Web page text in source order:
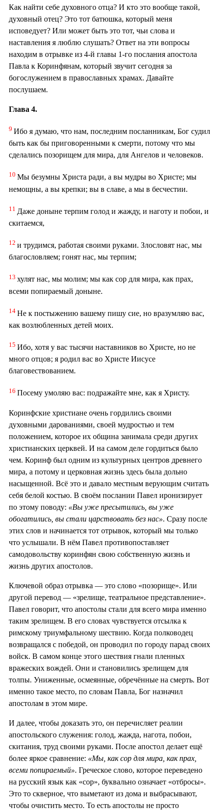
Как найти себе духовного отца? И кто это вообще такой,
духовный отец? Это тот батюшка, который меня
исповедует? Или может быть это тот, чьи слова и
наставления я люблю слушать? Ответ на эти вопросы
находим в отрывке из 4-й главы 1-го послания апостола
Павла к Коринфянам, который звучит сегодня за
богослужением в православных храмах. Давайте
послушаем.
Глава 4.
9 Ибо я думаю, что нам, последним посланникам, Бог судил
быть как бы приговоренными к смерти, потому что мы
сделались позорищем для мира, для Ангелов и человеков.
10 Мы безумны Христа ради, а вы мудры во Христе; мы
немощны, а вы крепки; вы в славе, а мы в бесчестии.
11 Даже доныне терпим голод и жажду, и наготу и побои, и
скитаемся,
12 и трудимся, работая своими руками. Злословят нас, мы
благословляем; гонят нас, мы терпим;
13 хулят нас, мы молим; мы как сор для мира, как прах,
всеми попираемый доныне.
14 Не к постыжению вашему пишу сие, но вразумляю вас,
как возлюбленных детей моих.
15 Ибо, хотя у вас тысячи наставников во Христе, но не
много отцов; я родил вас во Христе Иисусе
благовествованием.
16 Посему умоляю вас: подражайте мне, как я Христу.
Коринфские христиане очень гордились своими
духовными дарованиями, своей мудростью и тем
положением, которое их община занимала среди других
христианских церквей. И на самом деле гордиться было
чем. Коринф был одним из культурных центров древнего
мира, а потому и церковная жизнь здесь была дольно
насыщенной. Всё это и давало местным верующим считать
себя белой костью. В своём послании Павел иронизирует
по этому поводу: «Вы уже пресытились, вы уже
обогатились, вы стали царствовать без нас». Сразу после
этих слов и начинается тот отрывок, который мы только
что услышали. В нём Павел противопоставляет
самодовольству коринфян свою собственную жизнь и
жизнь других апостолов.
Ключевой образ отрывка — это слово «позорище». Или
другой перевод — «зрелище, театральное представление».
Павел говорит, что апостолы стали для всего мира именно
таким зрелищем. В его словах чувствуется отсылка к
римскому триумфальному шествию. Когда полководец
возвращался с победой, он проводил по городу парад своих
войск. В самом конце этого шествия гнали пленных
вражеских вождей. Они и становились зрелищем для
толпы. Униженные, осмеянные, обречённые на смерть. Вот
именно такое место, по словам Павла, Бог назначил
апостолам в этом мире.
И далее, чтобы доказать это, он перечисляет реалии
апостольского служения: голод, жажда, нагота, побои,
скитания, труд своими руками. После апостол делает ещё
более яркое сравнение: «Мы, как сор для мира, как прах,
всеми попираемый». Греческое слово, которое переведено
на русский язык как «сор», буквально означает «отбросы».
Это то скверное, что выметают из дома и выбрасывают,
чтобы очистить место. То есть апостолы не просто